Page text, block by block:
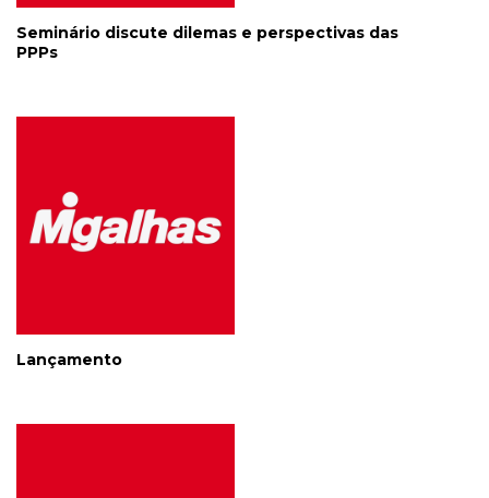
Seminário discute dilemas e perspectivas das
PPPs
Lançamento